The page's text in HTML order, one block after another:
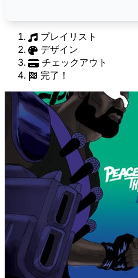
プレイリスト
デザイン
チェックアウト
完了！